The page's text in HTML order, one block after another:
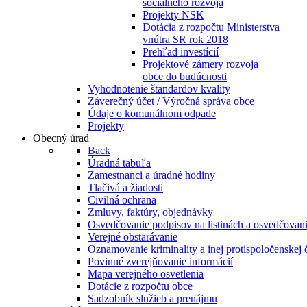
sociálneho rozvoja
Projekty NSK
Dotácia z rozpočtu Ministerstva
vnútra SR rok 2018
Prehľad investícií
Projektové zámery rozvoja
obce do budúcnosti
Vyhodnotenie štandardov kvality
Záverečný účet / Výročná správa obce
Údaje o komunálnom odpade
Projekty
Obecný úrad
Back
Úradná tabuľa
Zamestnanci a úradné hodiny
Tlačivá a žiadosti
Civilná ochrana
Zmluvy, faktúry, objednávky
Osvedčovanie podpisov na listinách a
Verejné obstarávanie
Oznamovanie kriminality a inej protispoločenskej
Povinné zverejňovanie informácií
Mapa verejného osvetlenia
Dotácie z rozpočtu obce
Sadzobník služieb a prenájmu